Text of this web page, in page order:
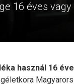
16 éves
használ 16